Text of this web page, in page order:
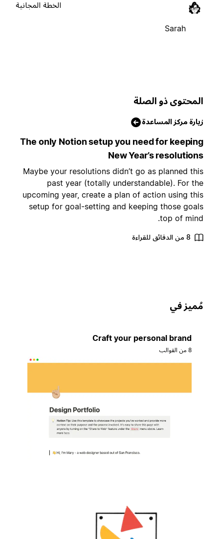
Sarah
الخطة المجانية
ذو الصلة
مركز المساعدة
The only Notion setup you need for
New Year’s
Maybe your resolutions didn’t go as planned
past year (totally understandable). For
upcoming year, create a plan of action using
setup for goal-setting and keeping those
top of
8 من الدقائق للقراءة
في
Craft your personal brand